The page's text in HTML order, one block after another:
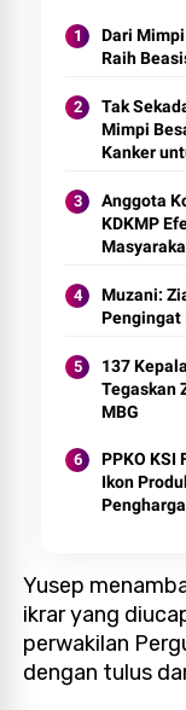
Dari
Raih
Tak
Mimpi
Kanker
Anggota
KDKMP
Muzani:
Pengingat
137
Tegaskan
MBG
PPKO KSI
Ikon
Yusep
ikrar yang
perwakilan
dengan tulus